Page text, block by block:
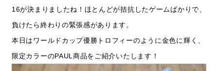
16が決まりましたね！ほとんどが拮抗したゲームばかりで、
負けたら終わりの緊張感があります。
本日はワールドカップ優勝トロフィーのように金色に輝く、
限定カラーのPAUL商品をご紹介いたします！